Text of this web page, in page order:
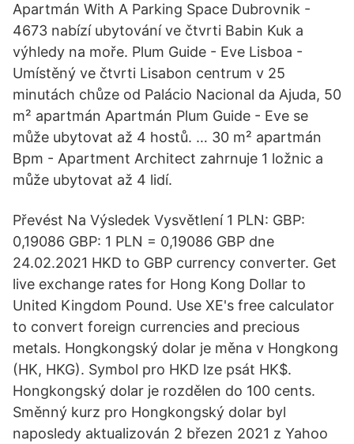
Apartmán With A Parking Space Dubrovnik -
4673 nabízí ubytování ve čtvrti Babin Kuk a
výhledy na moře. Plum Guide - Eve Lisboa -
Umístěný ve čtvrti Lisabon centrum v 25
minutách chůze od Palácio Nacional da Ajuda, 50
m² apartmán Apartmán Plum Guide - Eve se
může ubytovat až 4 hostů. … 30 m² apartmán
Bpm - Apartment Architect zahrnuje 1 ložnic a
může ubytovat až 4 lidí.
Převést Na Výsledek Vysvětlení 1 PLN: GBP:
0,19086 GBP: 1 PLN = 0,19086 GBP dne
24.02.2021 HKD to GBP currency converter. Get
live exchange rates for Hong Kong Dollar to
United Kingdom Pound. Use XE's free calculator
to convert foreign currencies and precious
metals. Hongkongský dolar je měna v Hongkong
(HK, HKG). Symbol pro HKD lze psát HK$.
Hongkongský dolar je rozdělen do 100 cents.
Směnný kurz pro Hongkongský dolar byl
naposledy aktualizován 2 březen 2021 z Yahoo